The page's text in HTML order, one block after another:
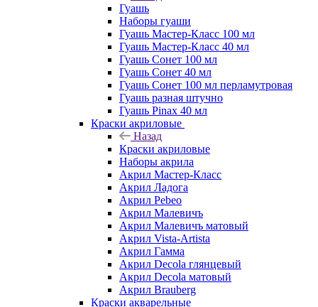
Гуашь
Наборы гуаши
Гуашь Мастер-Класс 100 мл
Гуашь Мастер-Класс 40 мл
Гуашь Сонет 100 мл
Гуашь Сонет 40 мл
Гуашь Сонет 100 мл перламутровая
Гуашь разная штучно
Гуашь Pinax 40 мл
Краски акриловые
Назад
Краски акриловые
Наборы акрила
Акрил Мастер-Класс
Акрил Ладога
Акрил Pebeo
Акрил Малевичъ
Акрил Малевичъ матовый
Акрил Vista-Artista
Акрил Гамма
Акрил Decola глянцевый
Акрил Decola матовый
Акрил Brauberg
Краски акварельные